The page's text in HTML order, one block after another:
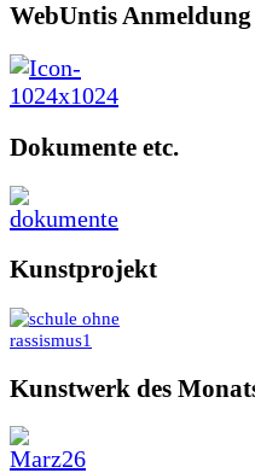
WebUntis Anmeldung
Dokumente etc.
Kunstprojekt
Kunstwerk des